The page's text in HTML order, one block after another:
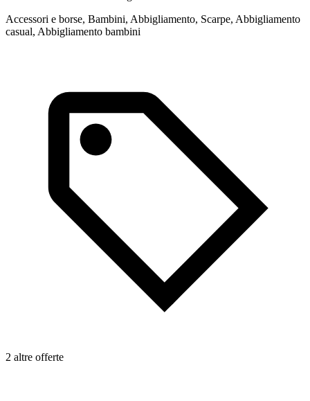
Accessori e borse, Bambini, Abbigliamento, Scarpe, Abbigliamento
casual, Abbigliamento bambini
2 altre offerte